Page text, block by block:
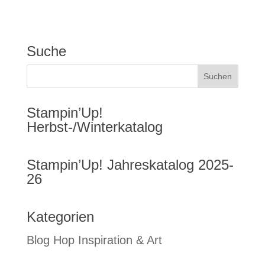
Suche
Stampin’Up!
Herbst-/Winterkatalog
Stampin’Up! Jahreskatalog 2025-
26
Kategorien
Blog Hop Inspiration & Art